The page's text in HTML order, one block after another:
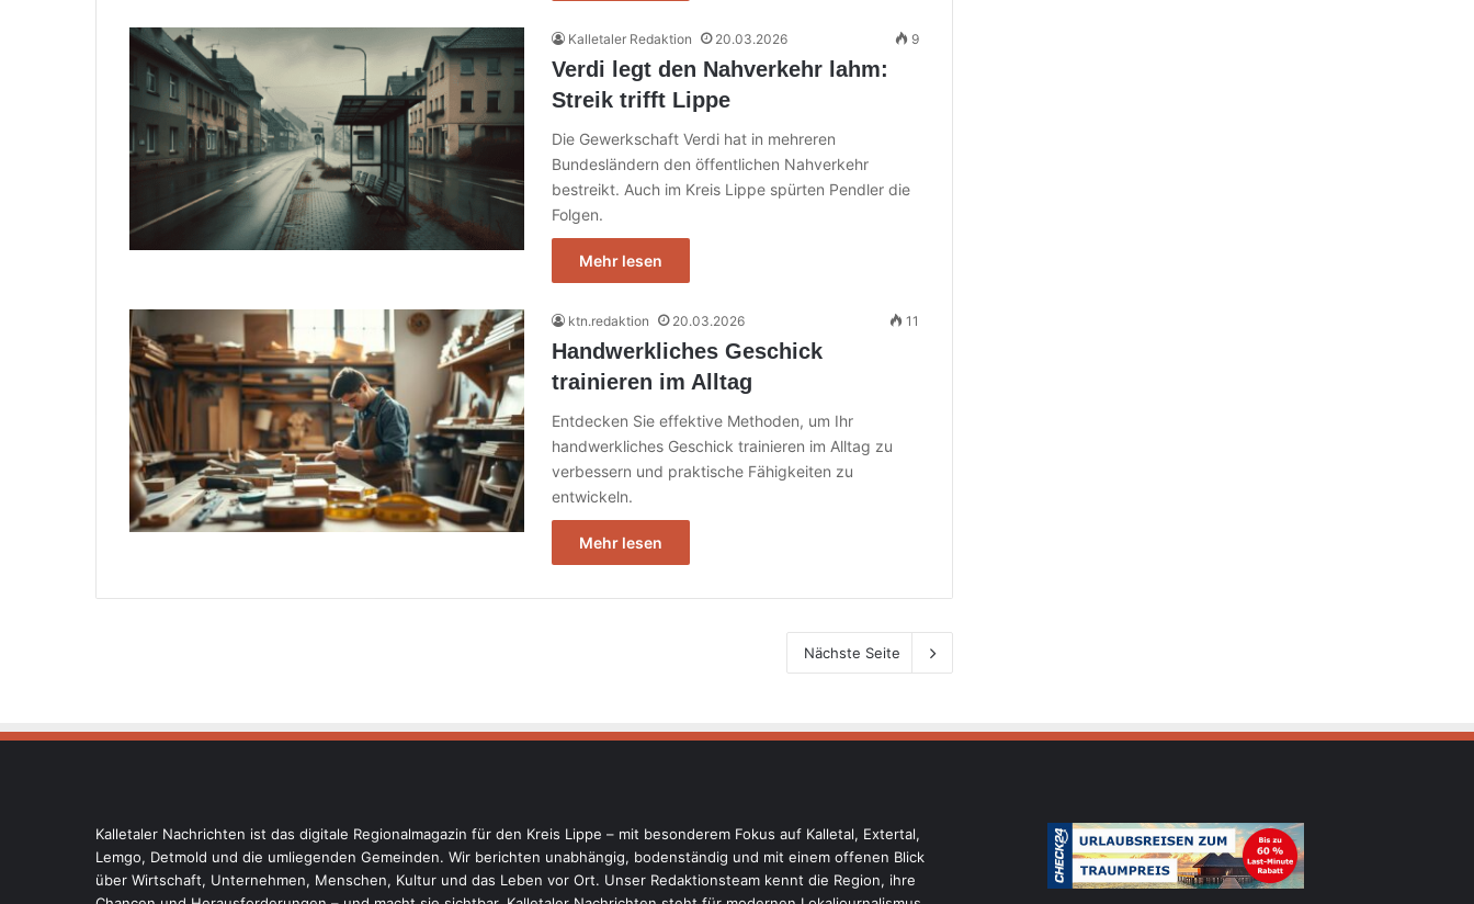
Kalletaler Redaktion 20.03.2026 9
Verdi legt den Nahverkehr lahm:
Streik trifft Lippe
Die Gewerkschaft Verdi hat in mehreren
Bundesländern den öffentlichen Nahverkehr
bestreikt. Auch im Kreis Lippe spürten Pendler die
Folgen.
Mehr lesen
ktn.redaktion 20.03.2026 11
Handwerkliches Geschick
trainieren im Alltag
Entdecken Sie effektive Methoden, um Ihr
handwerkliches Geschick trainieren im Alltag zu
verbessern und praktische Fähigkeiten zu
entwickeln.
Mehr lesen
Nächste Seite
Kalletaler Nachrichten ist das digitale Regionalmagazin für den Kreis Lippe – mit besonderem Fokus auf Kalletal, Extertal,
Lemgo, Detmold und die umliegenden Gemeinden. Wir berichten unabhängig, bodenständig und mit einem offenen Blick
über Wirtschaft, Unternehmen, Menschen, Kultur und das Leben vor Ort. Unser Redaktionsteam kennt die Region, ihre